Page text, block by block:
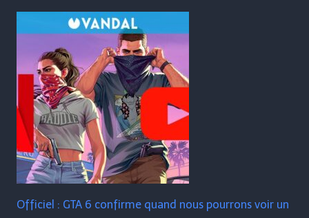
Officiel : GTA 6 confirme quand nous pourrons voir un